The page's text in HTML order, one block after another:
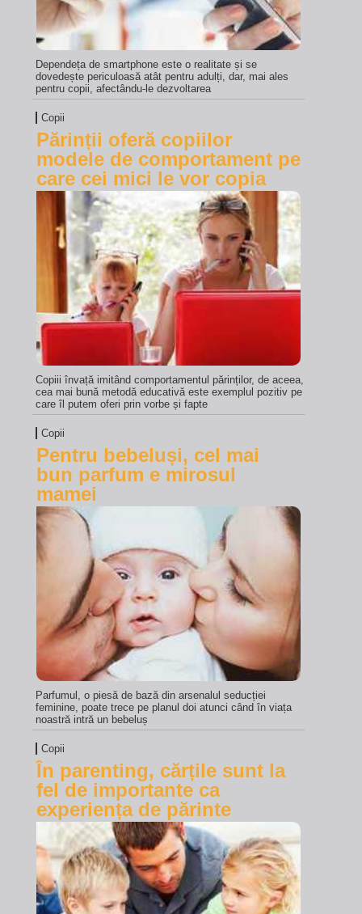
Dependeța de smartphone este o realitate și se
dovedește periculoasă atât pentru adulți, dar, mai ales
pentru copii, afectându-le dezvoltarea
Copii
Părinții oferă copiilor
modele de comportament pe
care cei mici le vor copia
Copiii învață imitând comportamentul părinților, de aceea,
cea mai bună metodă educativă este exemplul pozitiv pe
care îl putem oferi prin vorbe și fapte
Copii
Pentru bebeluși, cel mai
bun parfum e mirosul
mamei
Parfumul, o piesă de bază din arsenalul seducției
feminine, poate trece pe planul doi atunci când în viața
noastră intră un bebeluș
Copii
În parenting, cărțile sunt la
fel de importante ca
experiența de părinte